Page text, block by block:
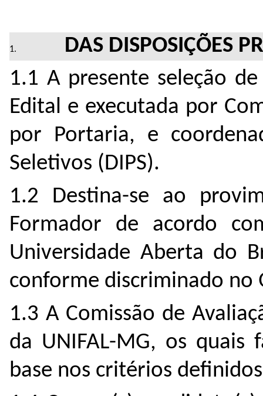
DAS DISPOSIÇÕES
1.1 A presente seleção
Edital e executada por
por Portaria, e
Seletivos (DIPS).
1.2 Destina-se ao
Formador de acordo
Universidade Aberta do
conforme discriminado no
1.3 A Comissão de
da UNIFAL-MG, os quais
base nos critérios